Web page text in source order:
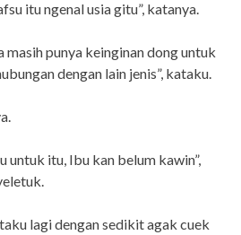
itu ngenal usia gitu”, katanya.
masih punya keinginan dong untuk
dengan lain jenis”, kataku.
untuk itu, Ibu kan belum kawin”,
lagi dengan sedikit agak cuek